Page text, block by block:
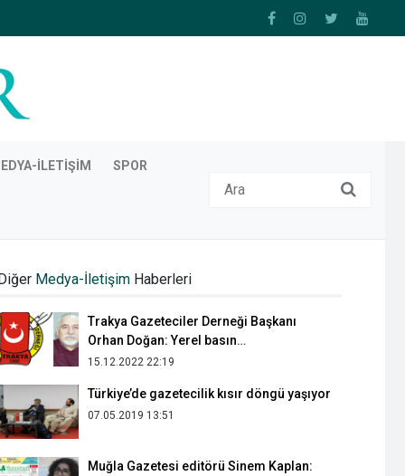
İLETIŞIM SPOR
Medya-İletişimHaberleri
22.12.2020 21:50
Trakya Gazeteciler Derneği Başkanı
Orhan Doğan: Yerel basın
demokrasimizin güvencesidir
15.12.2022 22:19
Türkiye’de gazetecilik kısır döngü yaşıyor
07.05.2019 13:51
Muğla Gazetesi editörü Sinem Kaplan: